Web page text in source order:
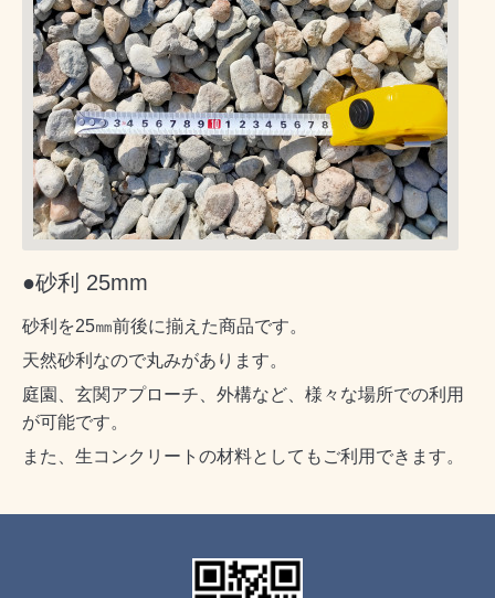
●砂利 25mm
砂利を25㎜前後に揃えた商品です。
天然砂利なので丸みがあります。
庭園、玄関アプローチ、外構など、様々な場所での利用
が可能です。
また、生コンクリートの材料としてもご利用できます。